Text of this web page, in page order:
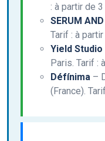
: à partir de 3
SERUM
Tarif : à
Yield Studio
Paris. Tarif :
Défínima –
(France).